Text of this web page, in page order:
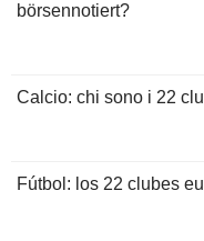
börsennotiert?
Calcio: chi sono i 22
Fútbol: los 22 clubes